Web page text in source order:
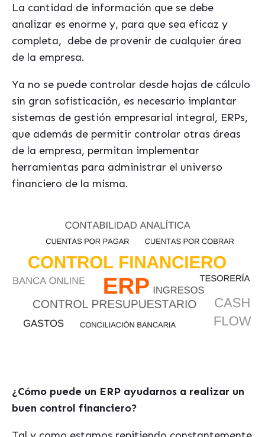
La cantidad de información que se debe
analizar es enorme y, para que sea eficaz y
completa, debe de provenir de cualquier área
de la empresa.
Ya no se puede controlar desde hojas de cálculo
sin gran sofisticación, es necesario implantar
sistemas de gestión empresarial integral, ERPs,
que además de permitir controlar otras áreas
de la empresa, permitan implementar
herramientas para administrar el universo
financiero de la misma.
¿Cómo puede un ERP ayudarnos a realizar un
buen control financiero?